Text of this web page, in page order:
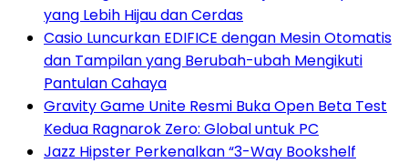
yang Lebih Hijau dan Cerdas
Casio Luncurkan EDIFICE dengan Mesin Otomatis
dan Tampilan yang Berubah-ubah Mengikuti
Pantulan Cahaya
Gravity Game Unite Resmi Buka Open Beta Test
Kedua Ragnarok Zero: Global untuk PC
Jazz Hipster Perkenalkan “3-Way Bookshelf